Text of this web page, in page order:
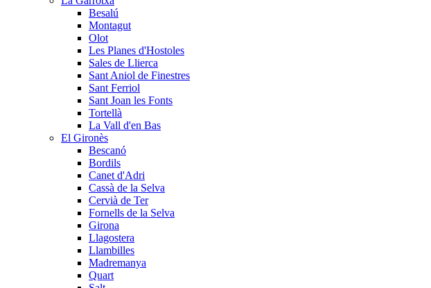
Besalú
Montagut
Olot
Les Planes d'Hostoles
Sales de Llierca
Sant Aniol de Finestres
Sant Ferriol
Sant Joan les Fonts
Tortellà
La Vall d'en Bas
El Gironès
Bescanó
Bordils
Canet d'Adri
Cassà de la Selva
Cervià de Ter
Fornells de la Selva
Girona
Llagostera
Llambilles
Madremanya
Quart